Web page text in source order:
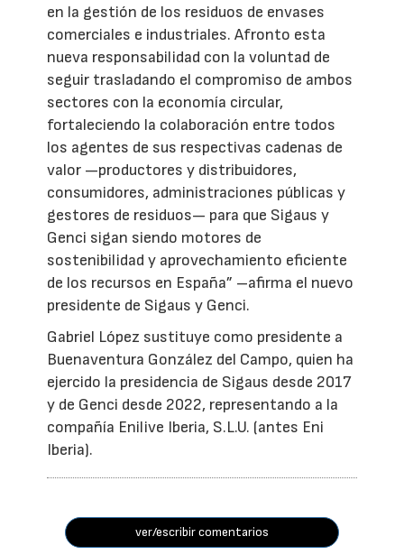
en la gestión de los residuos de envases
comerciales e industriales. Afronto esta
nueva responsabilidad con la voluntad de
seguir trasladando el compromiso de ambos
sectores con la economía circular,
fortaleciendo la colaboración entre todos
los agentes de sus respectivas cadenas de
valor —productores y distribuidores,
consumidores, administraciones públicas y
gestores de residuos— para que Sigaus y
Genci sigan siendo motores de
sostenibilidad y aprovechamiento eficiente
de los recursos en España” –afirma el nuevo
presidente de Sigaus y Genci.
Gabriel López sustituye como presidente a
Buenaventura González del Campo, quien ha
ejercido la presidencia de Sigaus desde 2017
y de Genci desde 2022, representando a la
compañía Enilive Iberia, S.L.U. (antes Eni
Iberia).
ver/escribir comentarios